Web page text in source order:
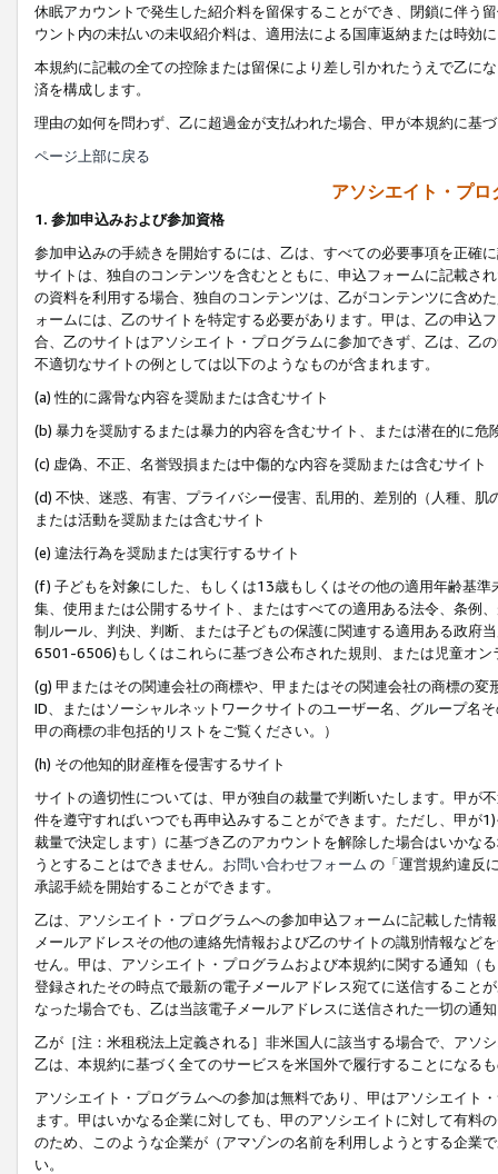
休眠アカウントで発生した紹介料を留保することができ、閉鎖に伴う
ウント内の未払いの未収紹介料は、適用法による国庫返納または時効
本規約に記載の全ての控除または留保により差し引かれたうえで乙に
済を構成します。
理由の如何を問わず、乙に超過金が支払われた場合、甲が本規約に基
ページ上部に戻る
アソシエイト・プ
1. 参加申込みおよび参加資格
参加申込みの手続きを開始するには、乙は、すべての必要事項を正確
サイトは、独自のコンテンツを含むとともに、申込フォームに記載さ
の資料を利用する場合、独自のコンテンツは、乙がコンテンツに含め
ォームには、乙のサイトを特定する必要があります。甲は、乙の申込
合、乙のサイトはアソシエイト・プログラムに参加できず、乙は、乙
不適切なサイトの例としては以下のようなものが含まれます。
(a) 性的に露骨な内容を奨励または含むサイト
(b) 暴力を奨励するまたは暴力的内容を含むサイト、または潜在的に
(c) 虚偽、不正、名誉毀損または中傷的な内容を奨励または含むサイト
(d) 不快、迷惑、有害、プライバシー侵害、乱用的、差別的（人種、
または活動を奨励または含むサイト
(e) 違法行為を奨励または実行するサイト
(f) 子どもを対象にした、もしくは13歳もしくはその他の適用年齢基
集、使用または公開するサイト、またはすべての適用ある法令、条例
制ルール、判決、判断、または子どもの保護に関連する適用ある政府
6501-6506)もしくはこれらに基づき公布された規則、または児童オン
(g) 甲またはその関連会社の商標や、甲またはその関連会社の商標の
ID、またはソーシャルネットワークサイトのユーザー名、グループ名
甲の商標の非包括的リストをご覧ください。）
(h) その他知的財産権を侵害するサイト
サイトの適切性については、甲が独自の裁量で判断いたします。甲が
件を遵守すればいつでも再申込みすることができます。ただし、甲が
裁量で決定します）に基づき乙のアカウントを解除した場合はいかな
うとすることはできません。 お問い合わせフォーム の「運営規約違反
承認手続を開始することができます。
乙は、アソシエイト・プログラムへの参加申込フォームに記載した情
メールアドレスその他の連絡先情報および乙のサイトの識別情報など
せん。甲は、アソシエイト・プログラムおよび本規約に関する通知（
登録されたその時点で最新の電子メールアドレス宛てに送信すること
なった場合でも、乙は当該電子メールアドレスに送信された一切の通
乙が［注：米租税法上定義される］非米国人に該当する場合で、アソ
乙は、本規約に基づく全てのサービスを米国外で履行することになる
アソシエイト・プログラムへの参加は無料であり、甲はアソシエイト
ます。甲はいかなる企業に対しても、甲のアソシエイトに対して有料
のため、このような企業が（アマゾンの名前を利用しようとする企業
い。